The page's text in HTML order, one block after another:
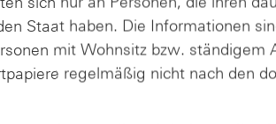
Staat haben. Die Informationen
mit Wohnsitz bzw. ständigem
regelmäßig nicht nach den